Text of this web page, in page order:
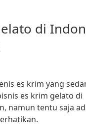
di
es krim yang
es krim gelato di
namun tentu saja